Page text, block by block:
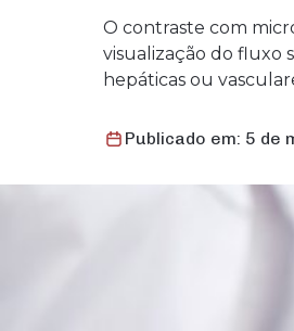
O contraste com
visualização do fluxo
hepáticas ou
Publicado em: 5 de